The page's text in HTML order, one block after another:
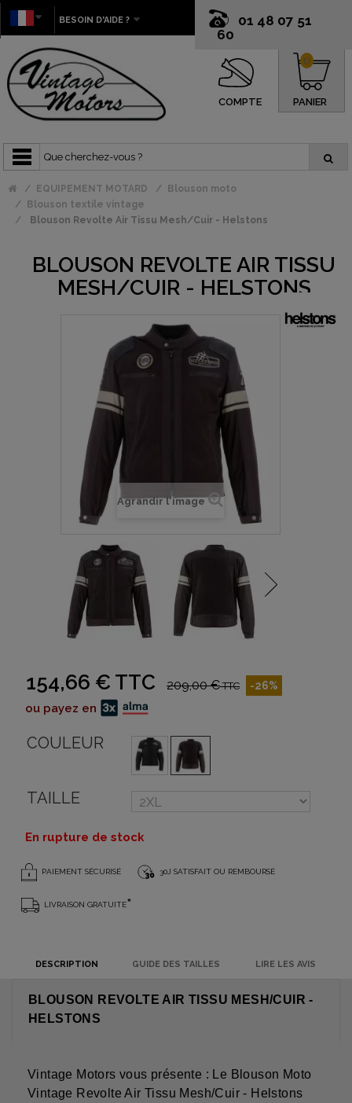
01 48 07 51
60
BESOIN D'AIDE ?
COMPTE PANIER
0
EQUIPEMENT MOTARD
Blouson moto
Blouson textile vintage
Blouson Revolte Air Tissu Mesh/Cuir - Helstons
BLOUSON REVOLTE AIR TISSU
MESH/CUIR - HELSTONS
Agrandir l'image
154,66 € TTC 209,00 €TTC -26%
ou payez en
COULEUR
TAILLE
En rupture de stock
PAIEMENT SÉCURISÉ 30J SATISFAIT OU REMBOURSÉ
LIVRAISON GRATUITE*
DESCRIPTION GUIDE DES TAILLES LIRE LES AVIS
BLOUSON REVOLTE AIR TISSU MESH/CUIR -
HELSTONS
Vintage Motors vous présente : Le Blouson Moto
Vintage Revolte Air Tissu Mesh/Cuir - Helstons